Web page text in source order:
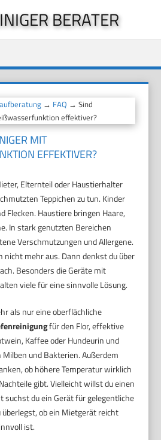
BERATER
→ FAQ → Sind
effektiver?
MIT
EFFEKTIVER?
Elternteil oder Haustierhalter
Teppichen zu tun. Kinder
Flecken. Haustiere bringen Haare,
In stark genutzten Bereichen
Verschmutzungen und Allergene.
nicht mehr aus. Dann denkst du über
Besonders die Geräte mit
viele für eine sinnvolle Lösung.
als nur eine oberflächliche
für den Flor, effektive
Kaffee oder Hundeurin und
Milben und Bakterien. Außerdem
ob höhere Temperatur wirklich
gibt. Vielleicht willst du einen
suchst du ein Gerät für gelegentliche
ob ein Mietgerät reicht
ist.